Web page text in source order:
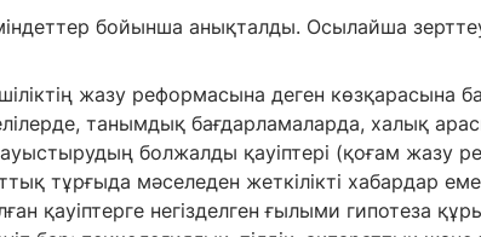
бойынша анықталды. Осылайша
жазу реформасына деген көзқарасына
танымдық бағдарламаларда, халық
ауыстырудың болжалды қауіптері (қоғам жазу
тұрғыда мәселеден жеткілікті хабардар
қауіптерге негізделген ғылыми гипотеза